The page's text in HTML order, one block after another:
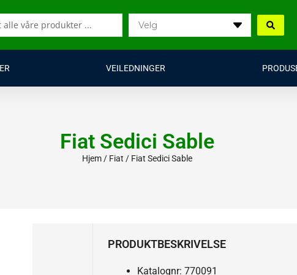
VEILEDNINGER
Fiat Sedici Sable
Hjem / Fiat / Fiat Sedici Sable
PRODUKTBESKRIVELSE
Katalognr: 770091